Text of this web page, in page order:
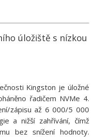
úložiště s nízkou
Kingston je úložné
řadičem NVMe 4.
zápisu až 6 000/5 000
a nižší zahřívání, čímž
bez snížení hodnoty.